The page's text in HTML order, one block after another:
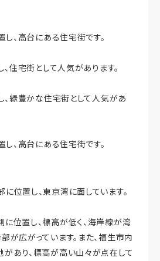
、高台にある住宅街です。
住宅街として人気があります。
、緑豊かな住宅街として人気があ
、高台にある住宅街です。
位置し、東京湾に面しています。
位置し、標高が低く、海岸線が湾
が広がっています。また、福生市内
があり、標高が高い山々が点在して